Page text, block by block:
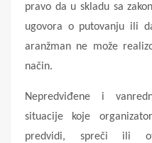
pravo da u skladu sa
ugovora o putovanju ili
aranžman ne može
način.
Nepredviđene i
situacije koje
predvidi, spreči ili